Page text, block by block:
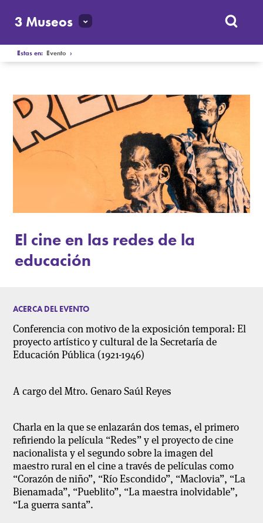
3 Museos
Estas en:Evento ›
El cine en las redes de la
educación
ACERCA DEL EVENTO
Conferencia con motivo de la exposición temporal: El
proyecto artístico y cultural de la Secretaría de
Educación Pública (1921-1946)
A cargo del Mtro. Genaro Saúl Reyes
Charla en la que se enlazarán dos temas, el primero
refiriendo la película “Redes” y el proyecto de cine
nacionalista y el segundo sobre la imagen del
maestro rural en el cine a través de películas como
“Corazón de niño”, “Río Escondido”, “Maclovia”, “La
Bienamada”, “Pueblito”, “La maestra inolvidable”,
“La guerra santa”.